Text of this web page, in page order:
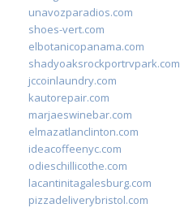
unavozparadios.com
shoes-vert.com
elbotanicopanama.com
shadyoaksrockportrvpark.com
jccoinlaundry.com
kautorepair.com
marjaeswinebar.com
elmazatlanclinton.com
ideacoffeenyc.com
odieschillicothe.com
lacantinitagalesburg.com
pizzadeliverybristol.com